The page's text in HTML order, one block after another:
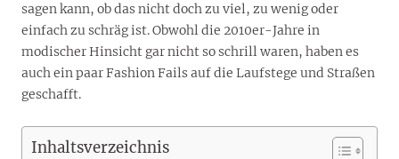
sagen kann, ob das nicht doch zu viel, zu wenig oder
einfach zu schräg ist. Obwohl die 2010er-Jahre in
modischer Hinsicht gar nicht so schrill waren, haben es
auch ein paar Fashion Fails auf die Laufstege und Straßen
geschafft.
Inhaltsverzeichnis